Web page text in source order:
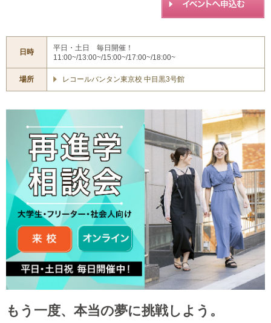
日時
平日・土日 毎日開催！
11:00~/13:00~/15:00~/17:00~/18:00~
場所 レコールバンタン東京校 中目黒3号館
もう一度、本当の夢に挑戦しよう。